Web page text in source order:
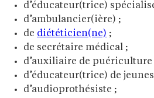
d’éducateur(trice)
d’ambulancier(ière) ;
de diététicien(ne) ;
de secrétaire médical ;
d’auxiliaire de puériculture
d’éducateur(trice) de
d’audioprothésiste ;